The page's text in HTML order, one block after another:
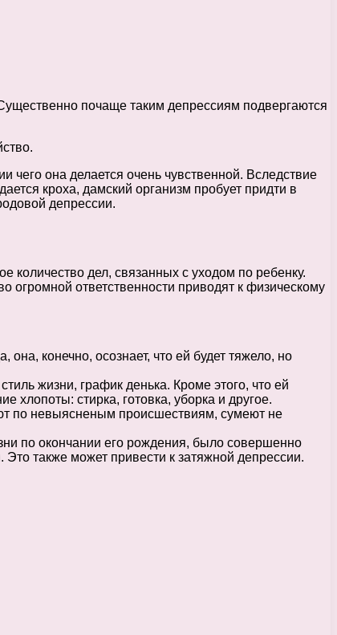
почаще таким депрессиям подвергаются
она делается очень чувственной. Вследствие
кроха, дамский организм пробует придти в
депрессии.
дел, связанных с уходом по ребенку.
огромной ответственности приводят к физическому
конечно, осознает, что ей будет тяжело, но
жизни, график денька. Кроме этого, что ей
хлопоты: стирка, готовка, уборка и другое.
по невыясненым происшествиям, сумеют не
по окончании его рождения, было совершенно
также может привести к затяжной депрессии.